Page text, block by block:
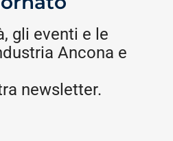
gli eventi e le
Ancona e
newsletter.